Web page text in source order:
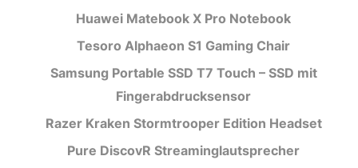
Huawei Matebook X Pro Notebook
Tesoro Alphaeon S1 Gaming Chair
Samsung Portable SSD T7 Touch – SSD mit
Fingerabdrucksensor
Razer Kraken Stormtrooper Edition Headset
Pure DiscovR Streaminglautsprecher